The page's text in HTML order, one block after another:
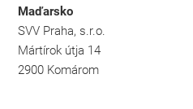
Maďarsko
SVV Praha, s.r.o.
Mártírok útja 14
2900 Komárom